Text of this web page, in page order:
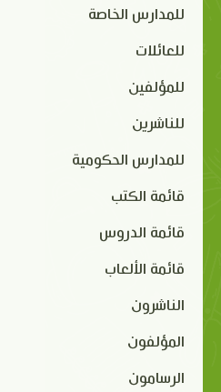
للمدارس الخاصة
للعائلات
للمؤلفين
للناشرين
للمدارس الحكومية
قائمة الكتب
قائمة الدروس
قائمة الألعاب
الناشرون
المؤلفون
الرسامون